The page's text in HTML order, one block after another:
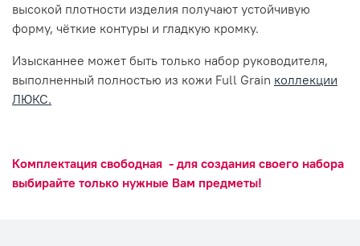
высокой плотности изделия получают устойчивую
форму, чёткие контуры и гладкую кромку.
Изысканнее может быть только набор руководителя,
выполненный полностью из кожи Full Grain коллекции
ЛЮКС.
Комплектация свободная - для создания своего набора
выбирайте только нужные Вам предметы!